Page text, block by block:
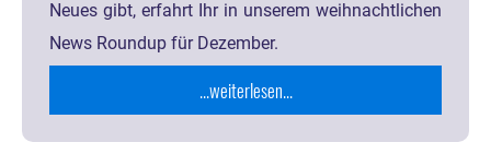
Neues gibt, erfahrt Ihr in unserem weihnachtlichen
News Roundup für Dezember.
...weiterlesen...